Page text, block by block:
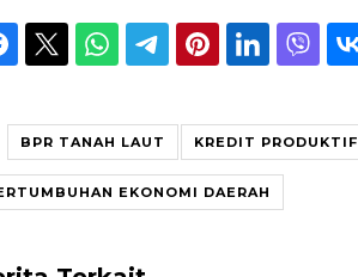
BPR TANAH LAUT KREDIT PRODUKTIF
EKONOMI DAERAH